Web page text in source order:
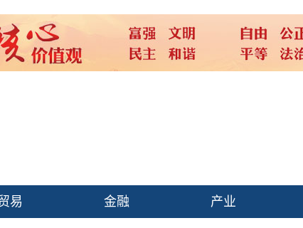
易 金融 产业